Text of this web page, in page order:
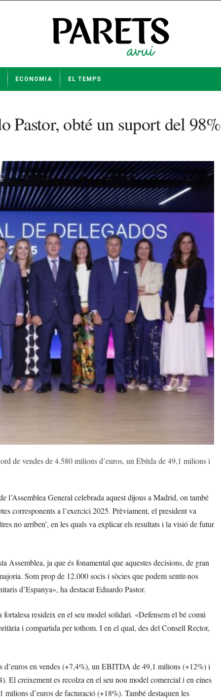
ECONOMIA EL TEMPS
Pastor, obté un suport del
de vendes de 4.580 milions d’euros, un Ebitda de 49,1 milions i
l’Assemblea General celebrada aquest dijous a Madrid, on també
corresponents a l’exercici 2025. Prèviament, el president va
no arriben’, en les quals va explicar els resultats i la visió de futur
Assemblea, ja que és fonamental que aquestes decisions, de gran
Som prop de 12.000 socis i sòcies que podem sentir-nos
d’Espanya», ha destacat Eduardo Pastor.
resideix en el seu model solidari. «Defensem el bé comú
i compartida per tothom. I en el qual, des del Consell Rector,
d’euros en vendes (+7,4%), un EBITDA de 49,1 milions (+12%) i
El creixement es recolza en el seu nou model comercial i en eines
d’euros de facturació (+18%). També destaquen les